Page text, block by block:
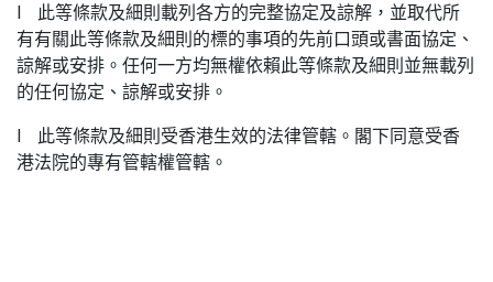
l 此等條款及細則載列各方的完整協定及諒解，並取代所
有有關此等條款及細則的標的事項的先前口頭或書面協定、
諒解或安排。任何一方均無權依賴此等條款及細則並無載列
的任何協定、諒解或安排。
l 此等條款及細則受香港生效的法律管轄。閣下同意受香
港法院的專有管轄權管轄。